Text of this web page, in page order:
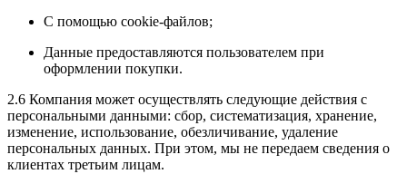
С помощью cookie-файлов;
Данные предоставляются пользователем при
оформлении покупки.
2.6 Компания может осуществлять следующие действия с
персональными данными: сбор, систематизация, хранение,
изменение, использование, обезличивание, удаление
персональных данных. При этом, мы не передаем сведения о
клиентах третьим лицам.